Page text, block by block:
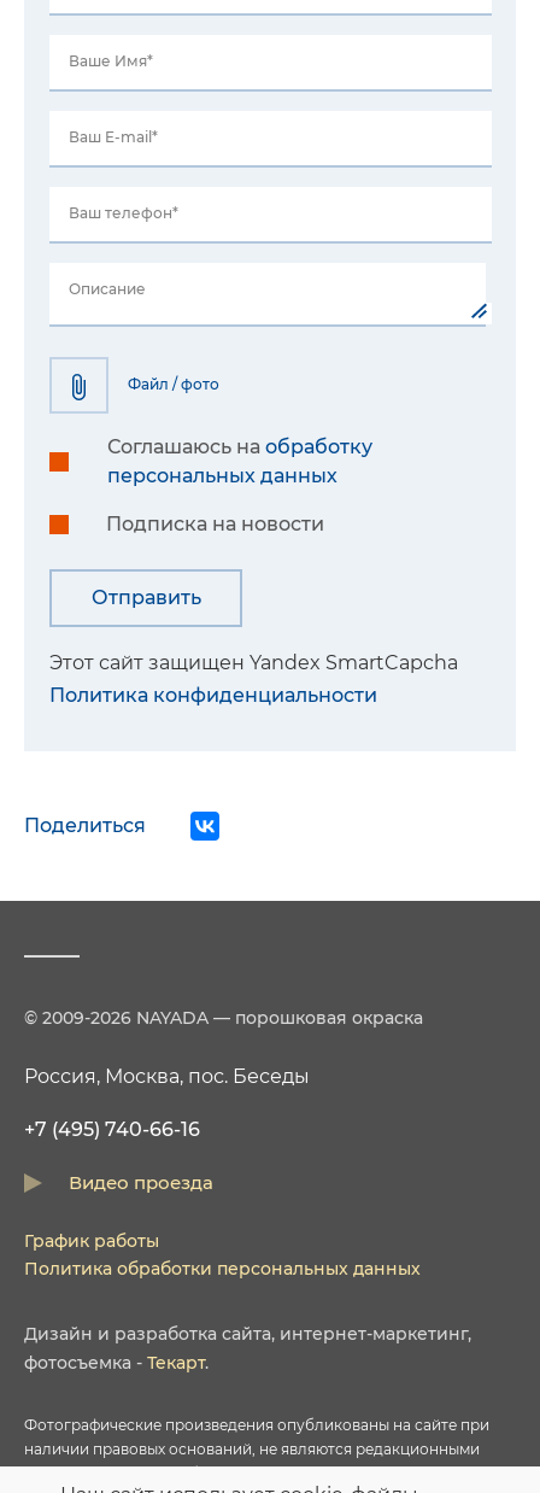
Ваше Имя*
Ваш E-mail*
Ваш телефон*
Описание
Файл / фото
Соглашаюсь на обработку
персональных данных
Подписка на новости
Этот сайт защищен Yandex SmartCapcha
Политика конфиденциальности
Поделиться
© 2009-2026 NAYADA — порошковая окраска
Россия, Москва, пос. Беседы
+7 (495) 740-66-16
Видео проезда
График работы
Политика обработки персональных данных
Дизайн и разработка сайта, интернет-маркетинг,
фотосъемка - Текарт.
Фотографические произведения опубликованы на сайте при
наличии правовых оснований, не являются редакционными